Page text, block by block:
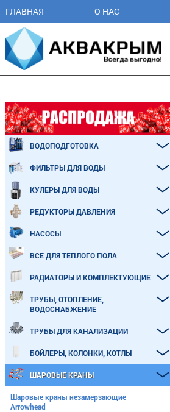
ГЛАВНАЯ О НАС
ВОДОПОДГОТОВКА
ФИЛЬТРЫ ДЛЯ ВОДЫ
КУЛЕРЫ ДЛЯ ВОДЫ
РЕДУКТОРЫ ДАВЛЕНИЯ
НАСОСЫ
ВСЕ ДЛЯ ТЕПЛОГО ПОЛА
РАДИАТОРЫ И КОМПЛЕКТУЮЩИЕ
ТРУБЫ, ОТОПЛЕНИЕ,
ВОДОСНАБЖЕНИЕ
ТРУБЫ ДЛЯ КАНАЛИЗАЦИИ
БОЙЛЕРЫ, КОЛОНКИ, КОТЛЫ
ШАРОВЫЕ КРАНЫ
Шаровые краны незамерзающие
Arrowhead